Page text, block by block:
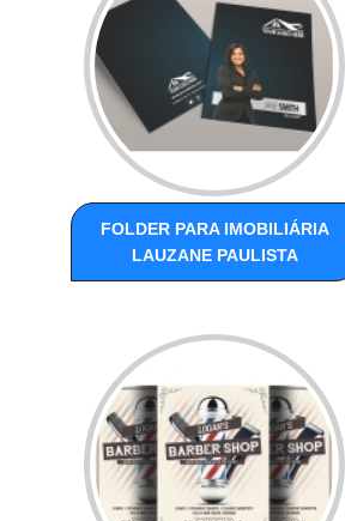
FOLDER PARA IMOBILIÁRIA
LAUZANE PAULISTA